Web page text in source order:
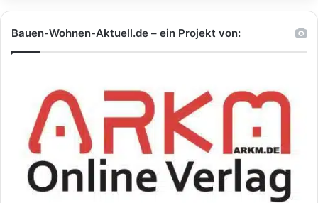
Bauen-Wohnen-Aktuell.de – ein Projekt von: